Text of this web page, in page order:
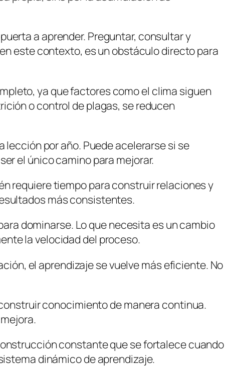
a aprender. Preguntar, consultar y
este contexto, es un obstáculo directo para
ya que factores como el clima siguen
o control de plagas, se reducen
por año. Puede acelerarse si se
el único camino para mejorar.
requiere tiempo para construir relaciones y
más consistentes.
dominarse. Lo que necesita es un cambio
la velocidad del proceso.
el aprendizaje se vuelve más eficiente. No
conocimiento de manera continua.
constante que se fortalece cuando
dinámico de aprendizaje.